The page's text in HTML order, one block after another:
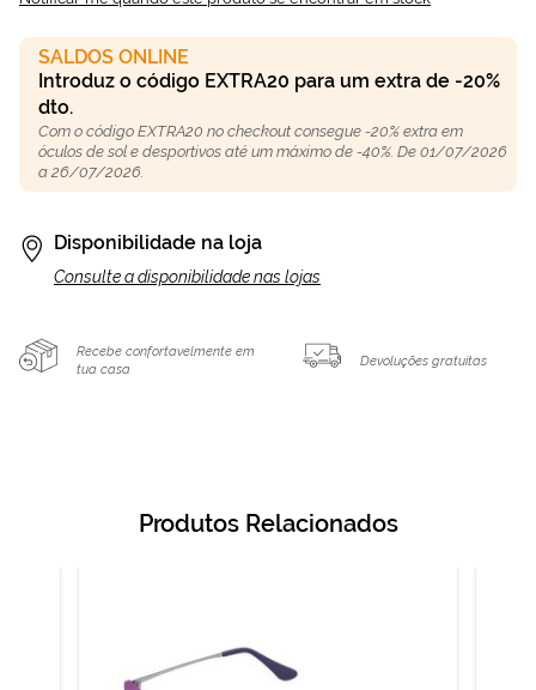
SALDOS ONLINE
Introduz o código EXTRA20 para um extra de -20%
dto.
Com o código EXTRA20 no checkout consegue -20% extra em
óculos de sol e desportivos até um máximo de -40%. De 01/07/2026
a 26/07/2026.
Disponibilidade na loja
Consulte a disponibilidade nas lojas
Recebe confortavelmente em
tua casa
Devoluções gratuitas
Produtos Relacionados